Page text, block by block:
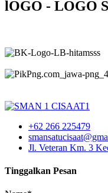
lOGO - LOGO
+62 266 225479
Jl. Veteran Km. 3
Tinggalkan Pesan